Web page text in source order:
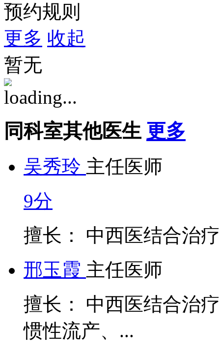
预约规则
更多 收起
暂无
同科室其他医生 更多
吴秀玲 主任医师
9分
擅长： 中西医结合治
邢玉霞 主任医师
擅长： 中西医结合治
惯性流产、...